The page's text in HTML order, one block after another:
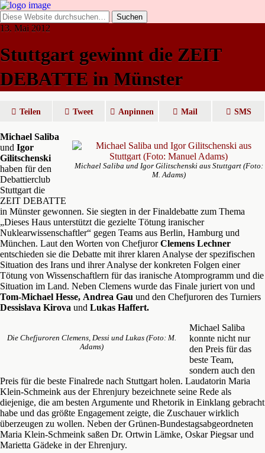
13. Mai 2012
Stuttgart gewinnt die ZEIT
DEBATTE in Münster
Teilen Tweet Anpinnen Mail SMS
Michael Saliba und Igor Gilitschenski aus Stuttgart (Foto:
M. Adams)
Michael Saliba
und Igor
Gilitschenski
haben für den
Debattierclub
Stuttgart die
ZEIT DEBATTE
in Münster gewonnen. Sie siegten in der Finaldebatte zum Thema
„Dieses Haus unterstützt die gezielte Tötung iranischer
Nuklearwissenschaftler“ gegen Teams aus Berlin, Hamburg und
München. Laut den Worten von ChefjurorClemens Lechner
entschieden sie die Debatte mit ihrer klaren Analyse der spezifischen
Situation des Irans und ihrer Analyse der konkreten Folgen einer
Tötung von Wissenschaftlern für das iranische Atomprogramm und die
Situation im Land. Neben Clemens wurde das Finale juriert von und
Tom-Michael Hesse, Andrea Gau und den Chefjuroren des Turniers
Dessislava Kirova und Lukas Haffert.
Die Chefjuroren Clemens, Dessi und Lukas (Foto: M.
Adams)
Michael Saliba
konnte nicht nur
den Preis für das
beste Team,
sondern auch den
Preis für die beste Finalrede nach Stuttgart holen. Laudatorin Maria
Klein-Schmeink aus der Ehrenjury bezeichnete seine Rede als
diejenige, die am besten Argumente und Rhetorik in Einklang gebracht
habe und das größte Engagement zeigte, die Zuschauer wirklich
überzeugen zu wollen. Neben der Grünen-Bundestagsabgeordneten
Maria Klein-Schmeink saßen Dr. Ortwin Lämke, Oskar Piegsar und
Marietta Gädeke in der Ehrenjury.